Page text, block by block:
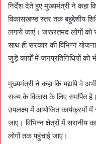
निर्देश देते हुए मुख्यमंत्री ने कहा
विकासखण्ड स्तर तक बहुद्देशीय
लगाये जाएं। जरूरतमंद लोगों
साथ ही सरकार की विभिन्न
जुड़े कार्यों में जनप्रतिनिधियों को
मुख्यमंत्री ने कहा कि यद्यपि वे
राज्य के विकास के लिए समर्पित
उपलक्ष्य में आयोजित कार्यक्रमों
जाए। विभिन्न क्षेत्रों में
लोगों तक पहुंचाई जाए।